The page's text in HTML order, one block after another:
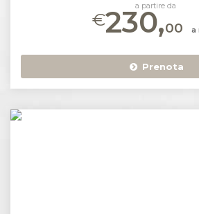
a partire da
€230,00 a
Prenota